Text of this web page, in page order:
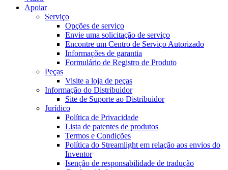
Apoiar
Serviço
Opções de serviço
Envie uma solicitação de serviço
Encontre um Centro de Serviço Autorizado
Informações de garantia
Formulário de Registro de Produto
Peças
Visite a loja de peças
Informação do Distribuidor
Site de Suporte ao Distribuidor
Jurídico
Política de Privacidade
Lista de patentes de produtos
Termos e Condições
Política do Streamlight em relação aos envios do
Inventor
Isenção de responsabilidade de tradução